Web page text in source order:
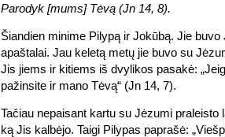
Parodyk [mums] Tėvą (Jn 14, 8).
Šiandien minime Pilypą ir Jokūbą. Jie
apaštalai. Jau keletą metų jie buvo su
Jis jiems ir kitiems iš dvylikos pasakė:
pažinsite ir mano Tėvą“ (Jn 14, 7).
Tačiau nepaisant kartu su Jėzumi praleisto
ką Jis kalbėjo. Taigi Pilypas paprašė: